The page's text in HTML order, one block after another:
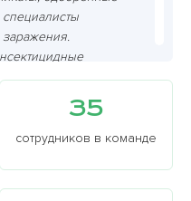
заражения.
после обработки,
истреблены.
Это
клиентов.
35
сотрудников в команде